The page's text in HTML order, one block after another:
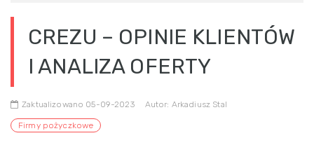
CREZU – OPINIE KLIENTÓW
I ANALIZA OFERTY
Zaktualizowano 05-09-2023 Autor: Arkadiusz Stal
Firmy pożyczkowe